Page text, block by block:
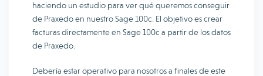
haciendo un estudio para ver qué queremos conseguir
de Praxedo en nuestro Sage 100c. El objetivo es crear
facturas directamente en Sage 100c a partir de los datos
de Praxedo.
Debería estar operativo para nosotros a finales de este